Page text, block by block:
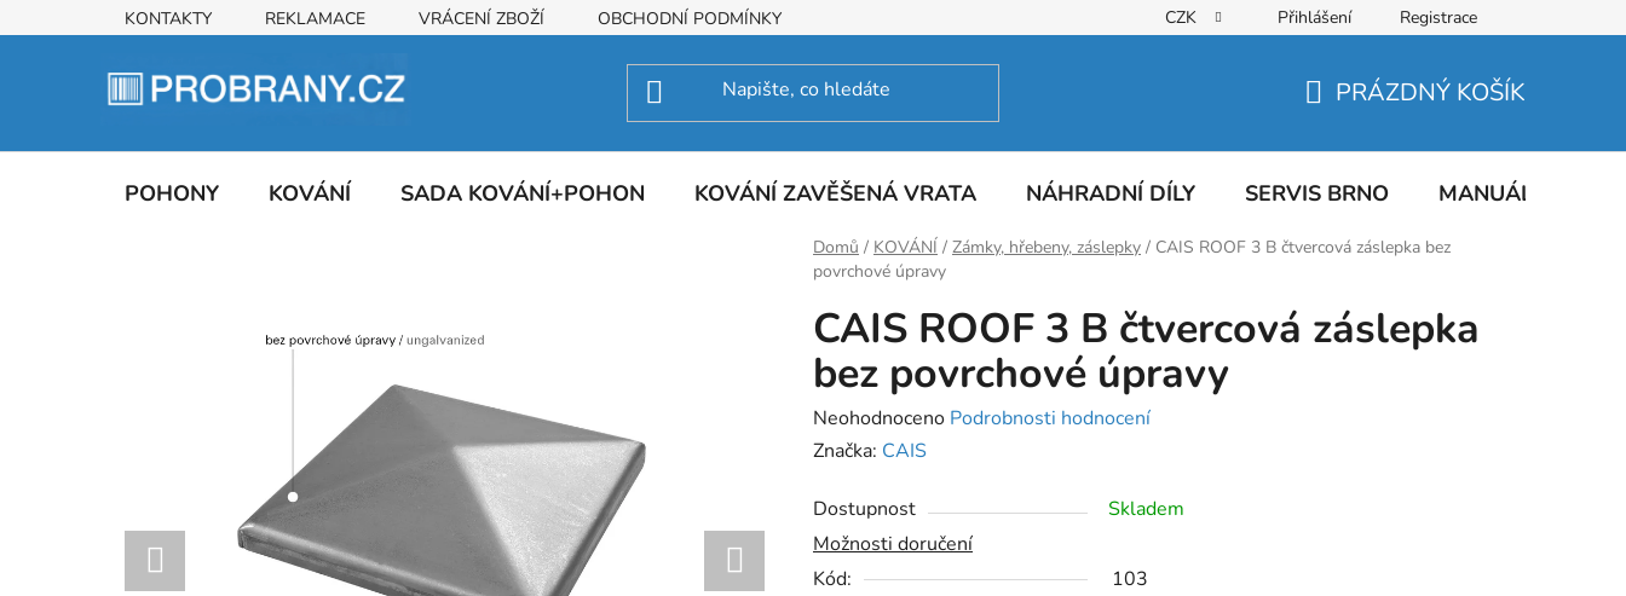
na
KONTAKTY REKLAMACE VRÁCENÍ ZBOŽÍ OBCHODNÍ PODMÍNKY CZK Přihlášení Registrace
KOŠÍK
PRÁZDNÝ KOŠÍK
POHONY KOVÁNÍ SADA KOVÁNÍ+POHON KOVÁNÍ ZAVĚŠENÁ VRATA NÁHRADNÍ DÍLY SERVIS BRNO MANUÁLY
Domů / KOVÁNÍ / Zámky, hřebeny, záslepky / CAIS ROOF 3 B čtvercová záslepka bez
povrchové úpravy
CAIS ROOF 3 B čtvercová záslepka
bez povrchové úpravy
Průměrné
hodnocení
je
0,0
z
Neohodnoceno Podrobnosti hodnocení
Značka: CAIS
Dostupnost
Skladem
Možnosti doručení
Kód:
103